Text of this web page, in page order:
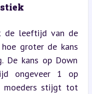
de leeftijd van de
groter de kans
De kans op Down
ongeveer 1 op
stijgt tot